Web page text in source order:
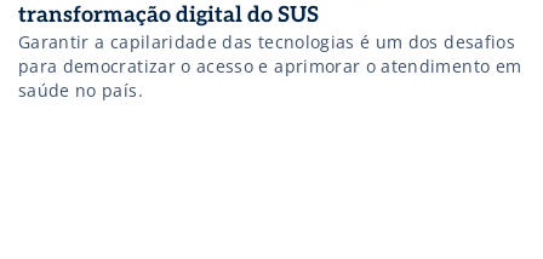
transformação digital do SUS
Garantir a capilaridade das tecnologias é um dos desafios
para democratizar o acesso e aprimorar o atendimento em
saúde no país.